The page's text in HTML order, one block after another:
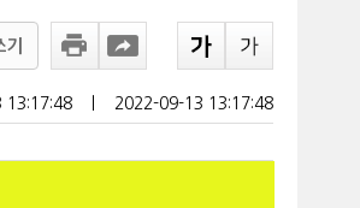
13:17:48 2022-09-13 13:17:48